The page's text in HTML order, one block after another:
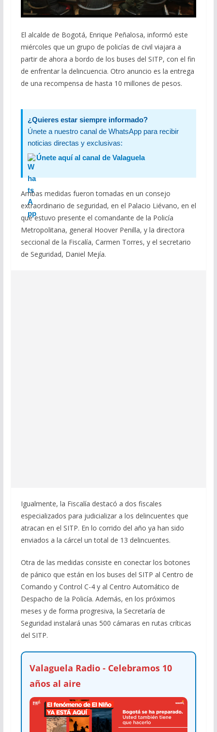
El alcalde de Bogotá, Enrique Peñalosa, informó este
miércoles que un grupo de policías de civil viajara a
partir de ahora a bordo de los buses del SITP, con el fin
de enfrentar la delincuencia. Otro anuncio es la entrega
de una recompensa de hasta 10 millones de pesos.
¿Quieres estar siempre informado?
Únete a nuestro canal de WhatsApp para recibir
noticias directas y exclusivas:
Únete aquí al canal de Valaguela
Ambas medidas fueron tomadas en un consejo
extraordinario de seguridad, en el Palacio Liévano, en el
que estuvo presente el comandante de la Policía
Metropolitana, general Hoover Penilla, y la directora
seccional de la Fiscalía, Carmen Torres, y el secretario
de Seguridad, Daniel Mejía.
Igualmente, la Fiscalía destacó a dos fiscales
especializados para judicializar a los delincuentes que
atracan en el SITP. En lo corrido del año ya han sido
enviados a la cárcel un total de 13 delincuentes.
Otra de las medidas consiste en conectar los botones
de pánico que están en los buses del SITP al Centro de
Comando y Control C-4 y al Centro Automático de
Despacho de la Policía. Además, en los próximos
meses y de forma progresiva, la Secretaría de
Seguridad instalará unas 500 cámaras en rutas críticas
del SITP.
Valaguela Radio - Celebramos 10
años al aire